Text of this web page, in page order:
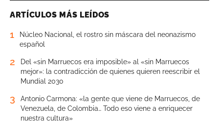
ARTÍCULOS MÁS LEÍDOS
1
Núcleo Nacional, el rostro sin máscara del neonazismo
español
2
Del «sin Marruecos era imposible» al «sin Marruecos
mejor»: la contradicción de quienes quieren reescribir el
Mundial 2030
3
Antonio Carmona: «la gente que viene de Marruecos, de
Venezuela, de Colombia… Todo eso viene a enriquecer
nuestra cultura»